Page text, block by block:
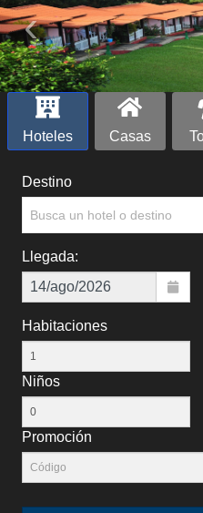
‹
Hoteles Casas
Destino
Busca un hotel o destino
Llegada:
Habitaciones
Niños
Promoción